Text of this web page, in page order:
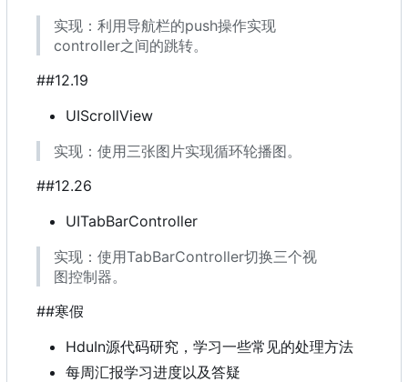
实现 ： 利用导航栏的push操作实现
controller之间的跳转。
##12.19
UIScrollView
实现：使用三张图片实现循环轮播图。
##12.26
UITabBarController
实现 ： 使用TabBarController切换三个视
图控制器。
##寒假
HduIn源代码研究 ， 学习一些常见的处理方法
每周汇报学习进度以及答疑